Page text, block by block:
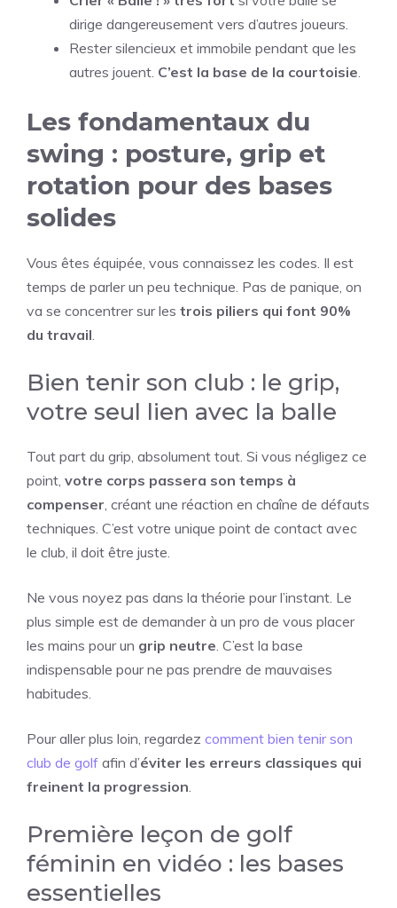
dirige dangereusement vers d’autres joueurs.
Rester silencieux et immobile pendant que les
autres jouent. C’est la base de la courtoisie
Les fondamentaux du
swing : posture, grip et
rotation pour des bases
solides
Vous êtes équipée, vous connaissez les codes. Il est
temps de parler un peu technique. Pas de panique, on
va se concentrer sur les trois piliers qui font 90%
du travail
Bien tenir son club : le grip,
votre seul lien avec la balle
Tout part du grip, absolument tout. Si vous négligez ce
point, votre corps passera son temps à
compenser , créant une réaction en chaîne de défauts
techniques. C’est votre unique point de contact avec
le club, il doit être juste.
Ne vous noyez pas dans la théorie pour l’instant. Le
plus simple est de demander à un pro de vous placer
les mains pour un grip neutre . C’est la base
indispensable pour ne pas prendre de mauvaises
habitudes.
Pour aller plus loin, regardez comment bien tenir son
club de golf afin d’éviter les erreurs classiques qui
freinent la progression
Première leçon de golf
féminin en vidéo : les bases
essentielles